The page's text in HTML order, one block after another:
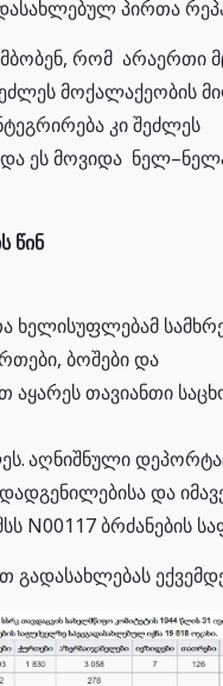
პირთა
რომ არაერთი
მოქალაქეობის
კი შეძლეს
ეს მოვიდა
წინ
ხელისუფლებამ
ბოშები და
აყარეს თავიანთი
აღნიშნული
და
N00117 ბრძანების
გადასახლებას